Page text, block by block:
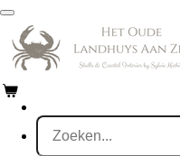
Ga
direct
naar
de